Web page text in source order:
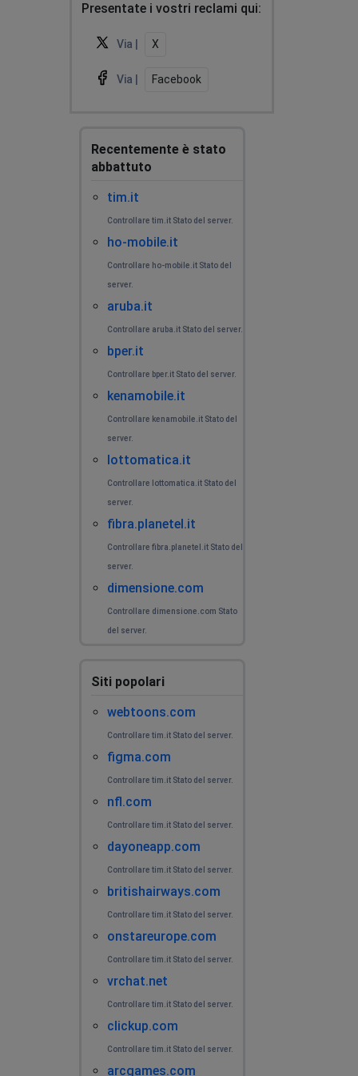
giuseppe
Franco B
impossibile accedere sia al sito tim che tramite app
Roberto
Sesto Fiorentino, Italy
Internet is down
Roberto
Internet is down
Roberto
Roberto
Sesto Fiorentino, Italy
internet is down
Danilo Careglio
Turin, Italy • 1 anni ago
Nessuna possibilità di accedere alla pagine web
Cuscela Elisa
Belgrade, Serbia • 1 anni ago
Linea fissa 0997311688 completamente
isolata.Nessuna possibilità di contattare TIM.
Il semble que la page Web de
https://api.webmail.tim.it/auth/oauth/v2/authorize?
response_type=code&client_id=5b816c4e-3254-4299-
0S6_WzA2Mj rencontre peut-être des problèmes ou
qu’elle ait été déplacée définitivement vers une nouvelle
Roby
Ponticelli, Italy • 1 anni ago
Presentate i vostri reclami qui:
Via | X
Via | Facebook
Recentemente è stato
abbattuto
tim.it
Controllare tim.it Stato del server.
ho-mobile.it
Controllare ho-mobile.it Stato del
server.
aruba.it
Controllare aruba.it Stato del server.
bper.it
Controllare bper.it Stato del server.
kenamobile.it
Controllare kenamobile.it Stato del
server.
lottomatica.it
Controllare lottomatica.it Stato del
server.
fibra.planetel.it
Controllare fibra.planetel.it Stato del
server.
dimensione.com
Controllare dimensione.com Stato
del server.
Siti popolari
webtoons.com
Controllare tim.it Stato del server.
figma.com
Controllare tim.it Stato del server.
nfl.com
Controllare tim.it Stato del server.
dayoneapp.com
Controllare tim.it Stato del server.
britishairways.com
Controllare tim.it Stato del server.
onstareurope.com
Controllare tim.it Stato del server.
vrchat.net
Controllare tim.it Stato del server.
clickup.com
Controllare tim.it Stato del server.
arcgames.com